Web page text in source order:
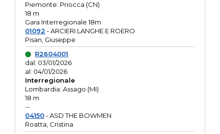
Piemonte: Priocca (CN)
18 m
Gara Interregionale 18m
01092 - ARCIERI LANGHE E ROERO
Pisan, Giuseppe
R2604001
dal: 03/01/2026
al: 04/01/2026
Interregionale
Lombardia: Assago (MI)
18 m
--
04150- ASD THE BOWMEN
Roatta, Cristina